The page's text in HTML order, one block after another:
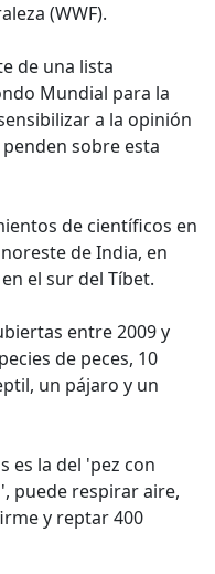
(WWF).
de una lista
Mundial para la
a la opinión
sobre esta
de científicos en
de India, en
el sur del Tíbet.
entre 2009 y
de peces, 10
un pájaro y un
es la del 'pez con
puede respirar aire,
y reptar 400